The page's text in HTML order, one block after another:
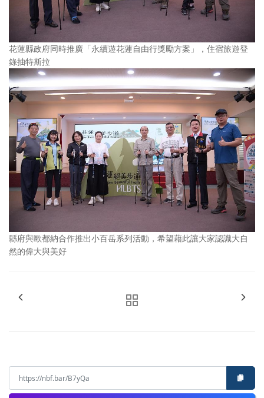
花蓮縣政府同時推廣「永續遊花蓮自由行獎勵方案」，住宿旅遊登
錄抽特斯拉
縣府與歐都納合作推出小百岳系列活動，希望藉此讓大家認識大自
然的偉大與美好